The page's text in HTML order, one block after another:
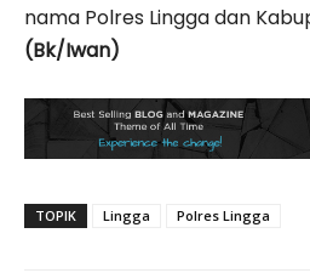
nama Polres Lingga dan
(Bk/Iwan)
TOPIK Lingga Polres Lingga